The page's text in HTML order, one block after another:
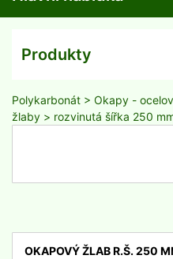
Produkty
Polykarbonát > Okapy -
žlaby > rozvinutá šířka 250
OKAPOVÝ ŽLAB R.Š. 250